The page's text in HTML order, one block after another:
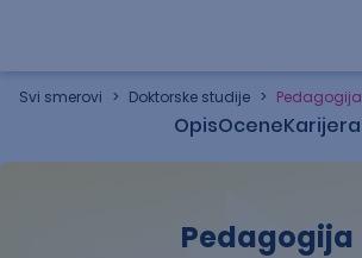
Svi smerovi > Doktorske studije > Pedagogija
OpisOceneKarijera
Pedagogija